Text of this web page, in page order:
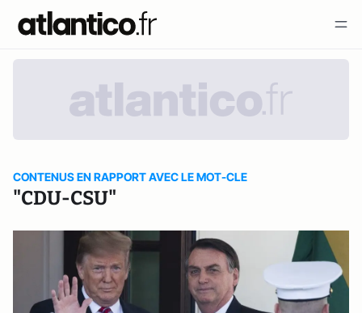
CONTENUS EN RAPPORT AVEC LE MOT-CLE
"CDU-CSU"